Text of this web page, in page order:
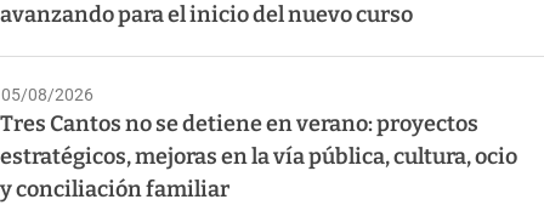
avanzando para el inicio del nuevo curso
05/08/2026
Tres Cantos no se detiene en verano: proyectos
estratégicos, mejoras en la vía pública, cultura, ocio
y conciliación familiar